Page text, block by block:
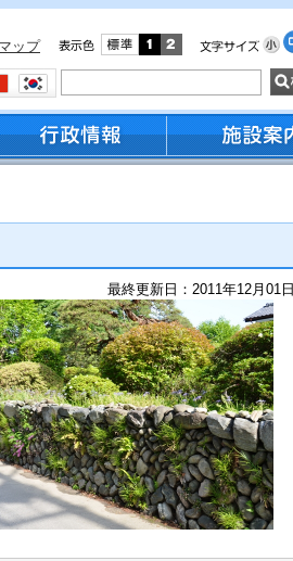
ップ
最終更新日：2011年12月01日